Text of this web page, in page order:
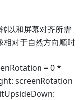
以和屏幕对齐所需
对于自然方向顺时
= 0 *
screenRotation